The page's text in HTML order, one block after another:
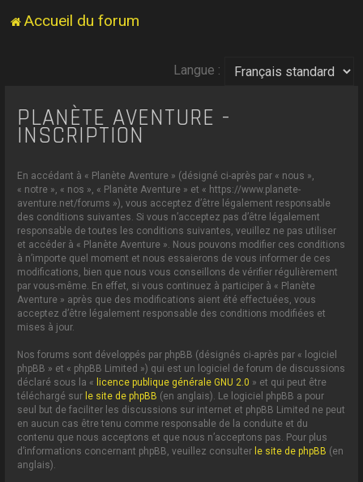
Accueil du forum
Langue :
PLANÈTE AVENTURE -
INSCRIPTION
En accédant à « Planète Aventure » (désigné ci-après par « nous »,
« notre », « nos », « Planète Aventure » et « https://www.planete-
aventure.net/forums »), vous acceptez d’être légalement responsable
des conditions suivantes. Si vous n’acceptez pas d’être légalement
responsable de toutes les conditions suivantes, veuillez ne pas utiliser
et accéder à « Planète Aventure ». Nous pouvons modifier ces conditions
à n’importe quel moment et nous essaierons de vous informer de ces
modifications, bien que nous vous conseillons de vérifier régulièrement
par vous-même. En effet, si vous continuez à participer à « Planète
Aventure » après que des modifications aient été effectuées, vous
acceptez d’être légalement responsable des conditions modifiées et
mises à jour.
Nos forums sont développés par phpBB (désignés ci-après par « logiciel
phpBB » et « phpBB Limited ») qui est un logiciel de forum de discussions
déclaré sous la « licence publique générale GNU 2.0 » et qui peut être
téléchargé sur le site de phpBB (en anglais). Le logiciel phpBB a pour
seul but de faciliter les discussions sur internet et phpBB Limited ne peut
en aucun cas être tenu comme responsable de la conduite et du
contenu que nous acceptons et que nous n’acceptons pas. Pour plus
d’informations concernant phpBB, veuillez consulter le site de phpBB (en
anglais).